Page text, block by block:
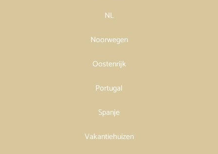
NL
Noorwegen
Oostenrijk
Portugal
Spanje
Vakantiehuizen